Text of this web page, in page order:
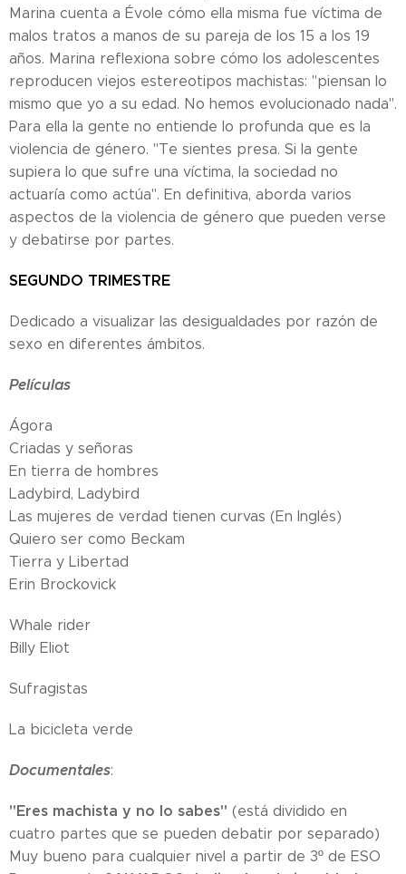
Marina cuenta a Évole cómo ella misma fue víctima de
malos tratos a manos de su pareja de los 15 a los 19
años. Marina reflexiona sobre cómo los adolescentes
reproducen viejos estereotipos machistas: "piensan lo
mismo que yo a su edad. No hemos evolucionado nada".
Para ella la gente no entiende lo profunda que es la
violencia de género. "Te sientes presa. Si la gente
supiera lo que sufre una víctima, la sociedad no
actuaría como actúa". En definitiva, aborda varios
aspectos de la violencia de género que pueden verse
y debatirse por partes.
SEGUNDO TRIMESTRE
Dedicado a visualizar las desigualdades por razón de
sexo en diferentes ámbitos.
Películas
Ágora
Criadas y señoras
En tierra de hombres
Ladybird, Ladybird
Las mujeres de verdad tienen curvas (En Inglés)
Quiero ser como Beckam
Tierra y Libertad
Erin Brockovick
Whale rider
Billy Eliot
Sufragistas
La bicicleta verde
Documentales:
"Eres machista y no lo sabes" (está dividido en
cuatro partes que se pueden debatir por separado)
Muy bueno para cualquier nivel a partir de 3º de ESO